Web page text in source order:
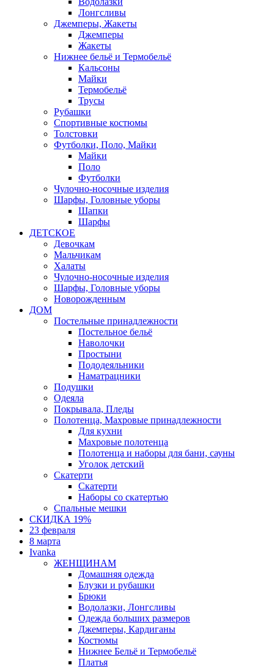
Лонгсливы
Джемперы, Жакеты
Джемперы
Жакеты
Нижнее бельё и Термобельё
Кальсоны
Майки
Термобельё
Трусы
Рубашки
Спортивные костюмы
Толстовки
Футболки, Поло, Майки
Майки
Поло
Футболки
Чулочно-носочные изделия
Шарфы, Головные уборы
Шапки
Шарфы
ДЕТСКОЕ
Девочкам
Мальчикам
Халаты
Чулочно-носочные изделия
Шарфы, Головные уборы
Новорожденным
ДОМ
Постельные принадлежности
Постельное бельё
Наволочки
Простыни
Пододеяльники
Наматрацники
Подушки
Одеяла
Покрывала, Пледы
Полотенца, Махровые принадлежности
Для кухни
Махровые полотенца
Полотенца и наборы для бани, сауны
Уголок детский
Скатерти
Скатерти
Наборы со скатертью
Спальные мешки
СКИДКА 19%
23 февраля
8 марта
Ivanka
ЖЕНЩИНАМ
Домашняя одежда
Блузки и рубашки
Брюки
Водолазки, Лонгсливы
Одежда больших размеров
Джемперы, Кардиганы
Костюмы
Нижнее Бельё и Термобельё
Платья